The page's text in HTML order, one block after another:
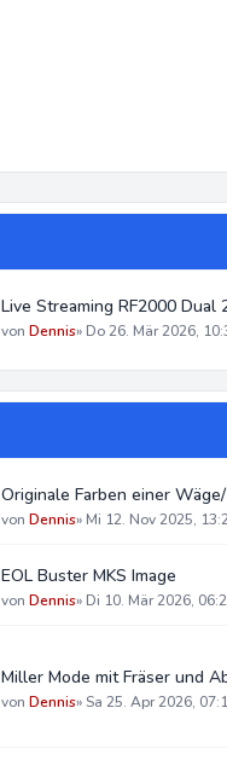
Live Streaming RF2000 Dual
von Dennis» Do 26. Mär 2026,
Originale Farben einer
von Dennis» Mi 12. Nov 2025,
EOL Buster MKS Image
von Dennis» Di 10. Mär 2026,
Miller Mode mit Fräser und
von Dennis»Sa 25. Apr 2026,